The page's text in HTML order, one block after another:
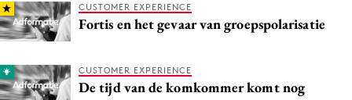
CUSTOMER EXPERIENCE
Fortis en het gevaar van groepspolarisatie
CUSTOMER EXPERIENCE
De tijd van de komkommer komt nog